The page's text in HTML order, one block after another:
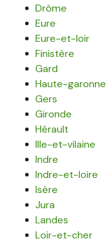
Drôme
Eure
Eure-et-loir
Finistère
Gard
Haute-garonne
Gers
Gironde
Hérault
Ille-et-vilaine
Indre
Indre-et-loire
Isère
Jura
Landes
Loir-et-cher